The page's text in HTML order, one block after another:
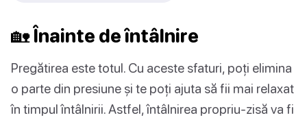
🏡 Înainte de întâlnire
Pregătirea este totul. Cu aceste sfaturi, poți elimina
o parte din presiune și te poți ajuta să fii mai relaxat
în timpul întâlnirii. Astfel, întâlnirea propriu-zisă va fi